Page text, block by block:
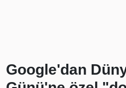
Google'dan